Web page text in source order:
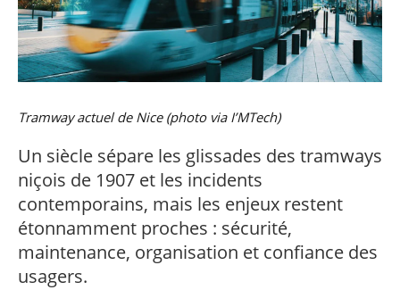
S’engager à Télécom
Paris
Numérique
responsable : nos
élèves impliqués
Parcours Numérique
Responsable
Enquête 1er emploi
Corps des Mines
Parcours Talents : un
Double Diplôme
donnant accès aux
Corps techniques de
Artificielle en
alternance
(admissions closes)
Expert
cybersécurité des
systèmes
Intelligence
Artificielle – Expert
Data & MLops
Intelligence
Artificielle
multimodale et
autonome
Je suis élève en
situation de
handicap, comment
faire ?
Vous êtes admis,
arrivée
Financement
Entreprises &
solutions Mastère
Spécialisé
Brochures &
contacts
professionnel
• Journaliste
• Diplômé
Tramway actuel de Nice (photo via I’MTech)
Un siècle sépare les glissades des tramways
niçois de 1907 et les incidents
contemporains, mais les enjeux restent
étonnamment proches : sécurité,
maintenance, organisation et confiance des
usagers.